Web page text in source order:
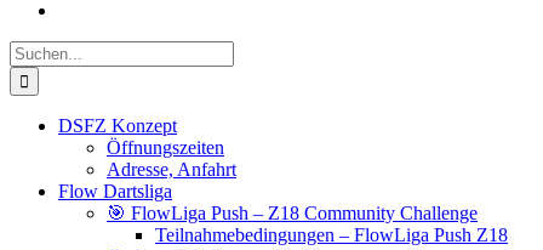
Suche
nach:
DSFZ Konzept
Öffnungszeiten
Adresse, Anfahrt
Flow Dartsliga
🎯 FlowLiga Push – Z18 Community Challenge
Teilnahmebedingungen – FlowLiga Push Z18